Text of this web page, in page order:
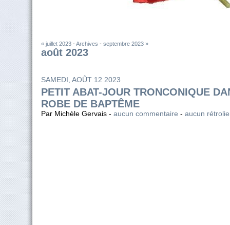
« juillet 2023 -Archives - septembre 2023 »
août 2023
SAMEDI, AOÛT 12 2023
PETIT ABAT-JOUR TRONCONIQUE
ROBE DE BAPTÊME
Par Michèle Gervais - aucun commentaire - aucun